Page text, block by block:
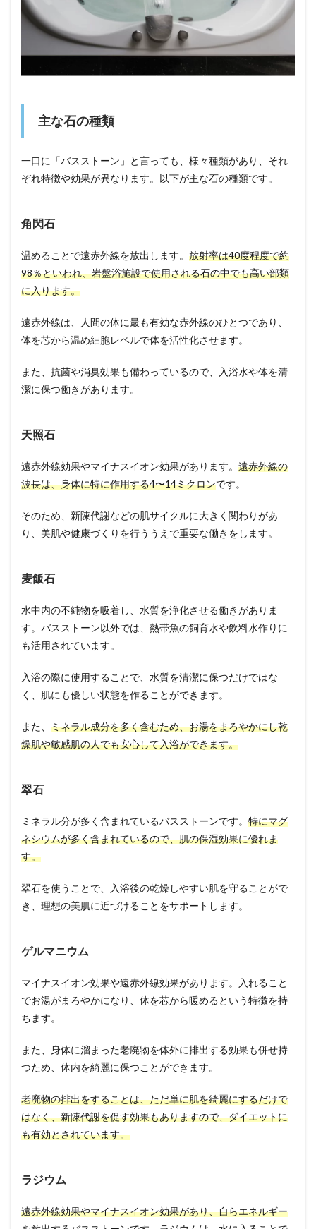
主な石の種類
一口に「バスストーン」と言っても、様々種類があり、それ
ぞれ特徴や効果が異なります。以下が主な石の種類です。
角閃石
温めることで遠赤外線を放出します。 放射率は40度程度で約
98％といわれ、岩盤浴施設で使用される石の中でも高い部類
に入ります。
遠赤外線は、人間の体に最も有効な赤外線のひとつであり、
体を芯から温め細胞レベルで体を活性化させます。
また、抗菌や消臭効果も備わっているので、入浴水や体を清
潔に保つ働きがあります。
天照石
遠赤外線効果やマイナスイオン効果があります。 遠赤外線の
波長は、身体に特に作用する4〜14ミクロンです。
そのため、新陳代謝などの肌サイクルに大きく関わりがあ
り、美肌や健康づくりを行ううえで重要な働きをします。
麦飯石
水中内の不純物を吸着し、水質を浄化させる働きがありま
す。バスストーン以外では、熱帯魚の飼育水や飲料水作りに
も活用されています。
入浴の際に使用することで、水質を清潔に保つだけではな
く、肌にも優しい状態を作ることができます。
また、 ミネラル成分を多く含むため、お湯をまろやかにし乾
燥肌や敏感肌の人でも安心して入浴ができます。
翠石
ミネラル分が多く含まれているバスストーンです。 特にマグ
ネシウムが多く含まれているので、肌の保湿効果に優れま
す。
翠石を使うことで、入浴後の乾燥しやすい肌を守ることがで
き、理想の美肌に近づけることをサポートします。
ゲルマニウム
マイナスイオン効果や遠赤外線効果があります。入れること
でお湯がまろやかになり、体を芯から暖めるという特徴を持
ちます。
また、身体に溜まった老廃物を体外に排出する効果も併せ持
つため、体内を綺麗に保つことができます。
老廃物の排出をすることは、ただ単に肌を綺麗にするだけで
はなく、新陳代謝を促す効果もありますので、ダイエットに
も有効とされています。
ラジウム
遠赤外線効果やマイナスイオン効果があり、自らエネルギー